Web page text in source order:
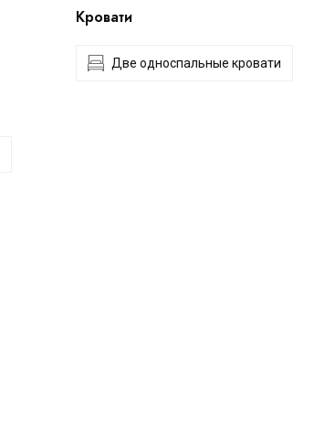
Кровати
Две односпальные кровати